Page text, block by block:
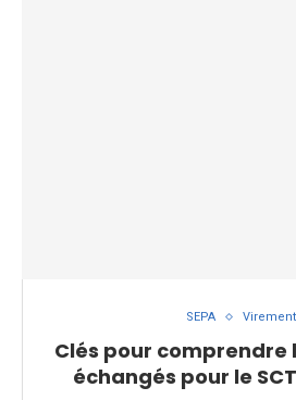
SEPA
Clés pour comprendre
échangés pour le